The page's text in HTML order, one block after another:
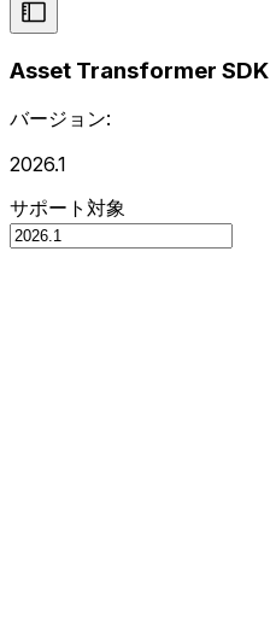
Asset Transformer SDK
バージョン:
2026.1
サポート対象